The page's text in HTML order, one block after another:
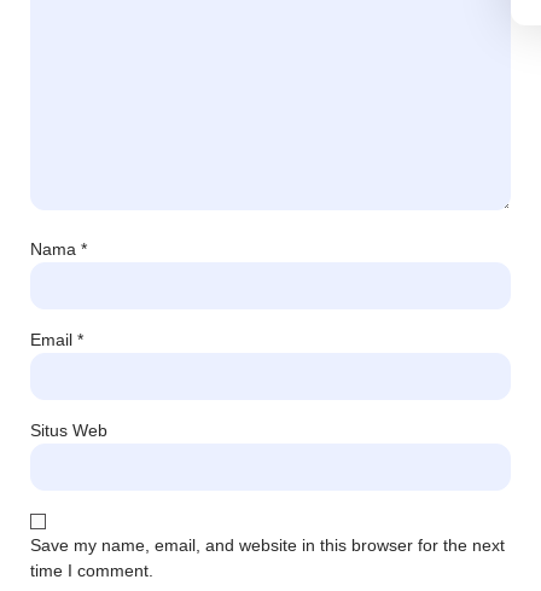
Nama *
Email *
Situs Web
Save my name, email, and website in this browser for the next
time I comment.